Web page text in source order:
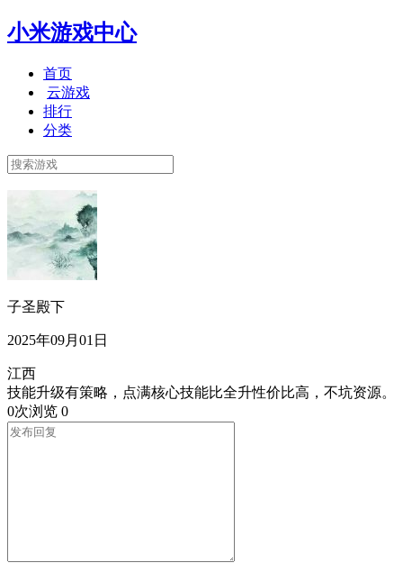
小米游戏中心
首页
云游戏
排行
分类
子圣殿下
2025年09月01日
江西
技能升级有策略，点满核心技能比全升性价比高，不坑资源。​
0次浏览 0